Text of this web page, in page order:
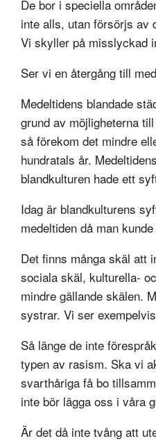
De bor i speciella
inte alls, utan försörjs av
Vi skyller på misslyckad
Ser vi en återgång till
Medeltidens blandade
grund av möjligheterna
så förekom det mindre
hundratals år.
blandkulturen hade ett
Idag är blandkulturens
medeltiden då man
Det finns många skäl att
sociala skäl, kulturella-
mindre gällande skälen.
systrar. Vi ser
Så länge de inte
typen av rasism. Ska vi
svarthåriga få bo
inte bör lägga oss i våra
Är det då inte tvång att